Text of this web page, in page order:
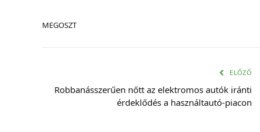
MEGOSZT
ELŐZŐ
Robbanásszerűen nőtt az elektromos autók iránti
érdeklődés a használtautó-piacon